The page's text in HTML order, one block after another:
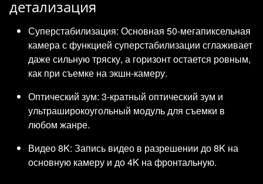
детализация
Суперстабилизация: Основная 50-мегапиксельная
камера с функцией суперстабилизации сглаживает
даже сильную тряску, а горизонт остается ровным,
как при съемке на экшн-камеру.
Оптический зум: 3-кратный оптический зум и
ультраширокоугольный модуль для съемки в
любом жанре.
Видео 8K: Запись видео в разрешении до 8K на
основную камеру и до 4K на фронтальную.